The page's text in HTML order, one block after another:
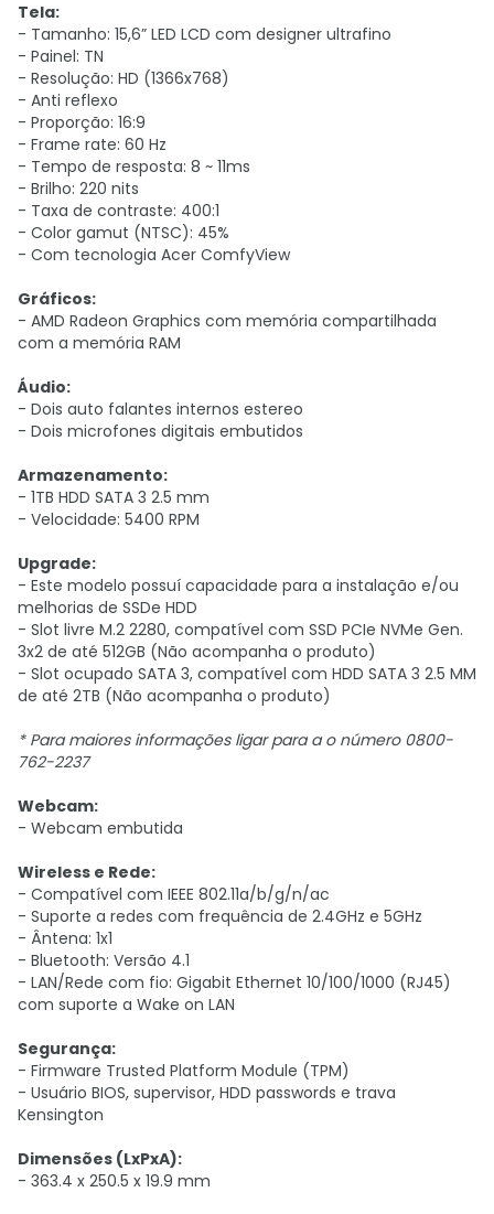
Tela:
- Tamanho: 15,6” LED LCD com designer ultrafino
- Painel: TN
- Resolução: HD (1366x768)
- Anti reflexo
- Proporção: 16:9
- Frame rate: 60 Hz
- Tempo de resposta: 8 ~ 11ms
- Brilho: 220 nits
- Taxa de contraste: 400:1
- Color gamut (NTSC): 45%
- Com tecnologia Acer ComfyView
Gráficos:
- AMD Radeon Graphics com memória compartilhada
com a memória RAM
Áudio:
- Dois auto falantes internos estereo
- Dois microfones digitais embutidos
Armazenamento:
- 1TB HDD SATA 3 2.5 mm
- Velocidade: 5400 RPM
Upgrade:
- Este modelo possuí capacidade para a instalação e/ou
melhorias de SSDe HDD
- Slot livre M.2 2280, compatível com SSD PCIe NVMe Gen.
3x2 de até 512GB (Não acompanha o produto)
- Slot ocupado SATA 3, compatível com HDD SATA 3 2.5 MM
de até 2TB (Não acompanha o produto)
* Para maiores informações ligar para a o número 0800-
762-2237
Webcam:
- Webcam embutida
Wireless e Rede:
- Compatível com IEEE 802.11a/b/g/n/ac
- Suporte a redes com frequência de 2.4GHz e 5GHz
- Ântena: 1x1
- Bluetooth: Versão 4.1
- LAN/Rede com fio: Gigabit Ethernet 10/100/1000 (RJ45)
com suporte a Wake on LAN
Segurança:
- Firmware Trusted Platform Module (TPM)
- Usuário BIOS, supervisor, HDD passwords e trava
Kensington
Dimensões (LxPxA):
- 363.4 x 250.5 x 19.9 mm